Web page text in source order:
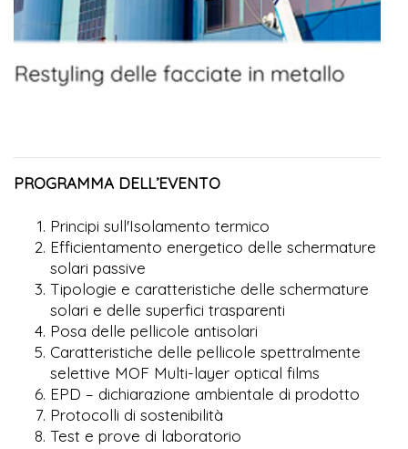
PROGRAMMA DELL’EVENTO
Principi sull'Isolamento termico
Efficientamento energetico delle schermature
solari passive
Tipologie e caratteristiche delle schermature
solari e delle superfici trasparenti
Posa delle pellicole antisolari
Caratteristiche delle pellicole spettralmente
selettive MOF Multi-layer optical films
EPD – dichiarazione ambientale di prodotto
Protocolli di sostenibilità
Test e prove di laboratorio